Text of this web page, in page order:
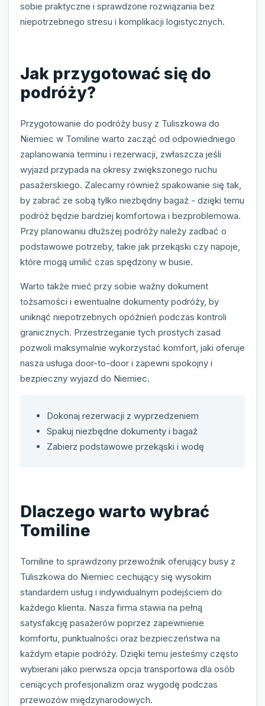
sobie praktyczne i sprawdzone rozwiązania bez
niepotrzebnego stresu i komplikacji logistycznych.
Jak przygotować się do
podróży?
Przygotowanie do podróży busy z Tuliszkowa do
Niemiec w Tomiline warto zacząć od odpowiedniego
zaplanowania terminu i rezerwacji, zwłaszcza jeśli
wyjazd przypada na okresy zwiększonego ruchu
pasażerskiego. Zalecamy również spakowanie się tak,
by zabrać ze sobą tylko niezbędny bagaż - dzięki temu
podróż będzie bardziej komfortowa i bezproblemowa.
Przy planowaniu dłuższej podróży należy zadbać o
podstawowe potrzeby, takie jak przekąski czy napoje,
które mogą umilić czas spędzony w busie.
Warto także mieć przy sobie ważny dokument
tożsamości i ewentualne dokumenty podróży, by
uniknąć niepotrzebnych opóźnień podczas kontroli
granicznych. Przestrzeganie tych prostych zasad
pozwoli maksymalnie wykorzystać komfort, jaki oferuje
nasza usługa door-to-door i zapewni spokojny i
bezpieczny wyjazd do Niemiec.
Dokonaj rezerwacji z wyprzedzeniem
Spakuj niezbędne dokumenty i bagaż
Zabierz podstawowe przekąski i wodę
Dlaczego warto wybrać
Tomiline
Tomiline to sprawdzony przewoźnik oferujący busy z
Tuliszkowa do Niemiec cechujący się wysokim
standardem usług i indywidualnym podejściem do
każdego klienta. Nasza firma stawia na pełną
satysfakcję pasażerów poprzez zapewnienie
komfortu, punktualności oraz bezpieczeństwa na
każdym etapie podróży. Dzięki temu jesteśmy często
wybierani jako pierwsza opcja transportowa dla osób
ceniących profesjonalizm oraz wygodę podczas
przewozów międzynarodowych.